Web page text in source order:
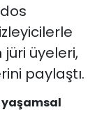
üyeleri,
paylaştı.
yaşamsal